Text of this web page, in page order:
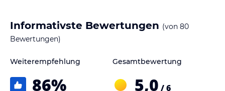
öffentlichen Verkehrsmitteln anreisen können.
Zimmer / Unterbringung im Hotel
Die hell eingerichteten Nichtraucherzimmer im Hotel Zum Bären
TV und einen Safe, um Ihre Wertsachen sicher aufzubewahren. Die
Informativste Bewertungen (von 80
Bewertungen)
Weiterempfehlung
86%
Gesamtbewertung
5,0 / 6